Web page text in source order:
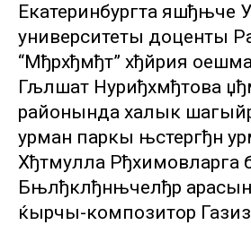
Екатеринбургта яшђњче
университеты доценты
“Мђрхђмђт” хђйрия
Гљлшат Нуриђхмђтова
районында халык
урман паркы њстергђн
Хђтмулла Рђхимовларга
Бњлђклђнњчелђр
ќырчы-композитор Газиз